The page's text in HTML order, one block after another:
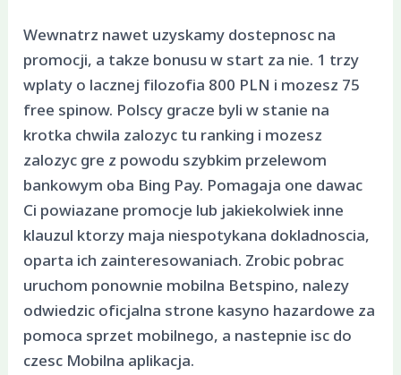
Wewnatrz nawet uzyskamy dostepnosc na
promocji, a takze bonusu w start za nie. 1 trzy
wplaty o lacznej filozofia 800 PLN i mozesz 75
free spinow. Polscy gracze byli w stanie na
krotka chwila zalozyc tu ranking i mozesz
zalozyc gre z powodu szybkim przelewom
bankowym oba Bing Pay. Pomagaja one dawac
Ci powiazane promocje lub jakiekolwiek inne
klauzul ktorzy maja niespotykana dokladnoscia,
oparta ich zainteresowaniach. Zrobic pobrac
uruchom ponownie mobilna Betspino, nalezy
odwiedzic oficjalna strone kasyno hazardowe za
pomoca sprzet mobilnego, a nastepnie isc do
czesc Mobilna aplikacja.